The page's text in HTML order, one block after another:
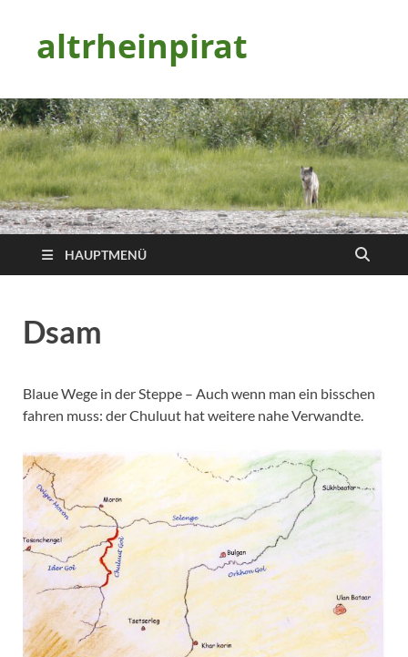
altrheinpirat
HAUPTMENÜ
Dsam
Blaue Wege in der Steppe – Auch wenn man ein bisschen
fahren muss: der Chuluut hat weitere nahe Verwandte.